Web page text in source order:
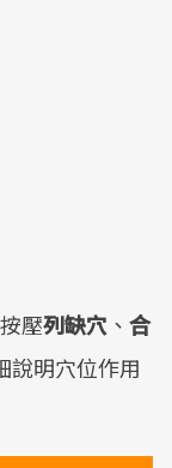
壓列缺穴 、 合
說明穴位作用